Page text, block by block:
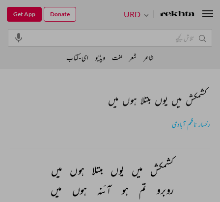
کشمکش میں یوں مبتلا ہوں میں
رخسار ناظم آبادی
کشمکش میں یوں مبتلا ہوں میں
روبرو تم ہو آئنہ ہوں میں
URD
Get App Donate
شاعر شعر لغت ویڈیو ای-کتاب